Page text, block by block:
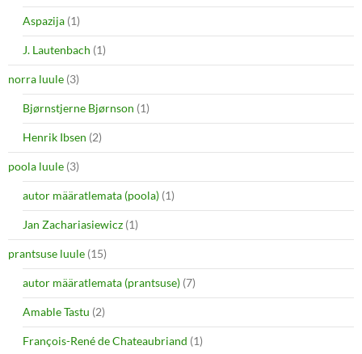
Aspazija (1)
J. Lautenbach (1)
norra luule (3)
Bjørnstjerne Bjørnson (1)
Henrik Ibsen (2)
poola luule (3)
autor määratlemata (poola) (1)
Jan Zachariasiewicz (1)
prantsuse luule (15)
autor määratlemata (prantsuse) (7)
Amable Tastu (2)
François-René de Chateaubriand (1)